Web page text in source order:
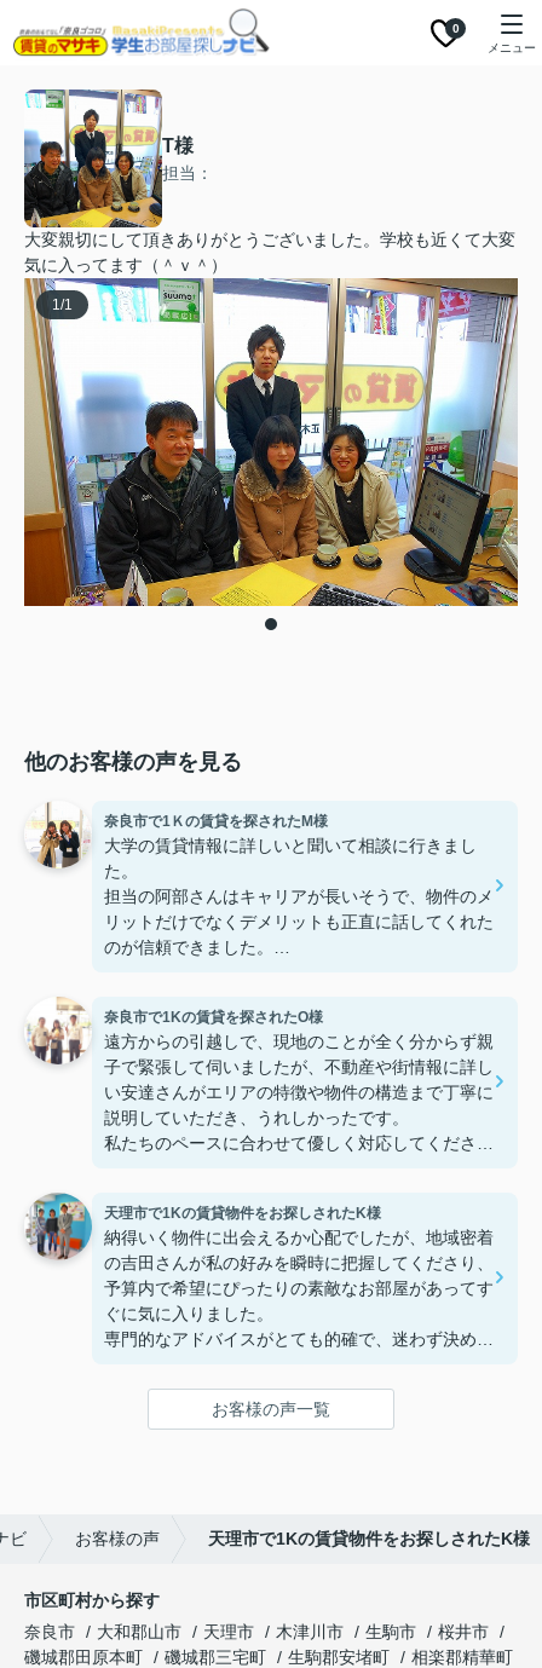
0
メニュー
T様
担当：
大変親切にして頂きありがとうございました。学校も近くて大変
気に入ってます（＾ｖ＾）
1/1
他のお客様の声を見る
奈良市で1Ｋの賃貸を探されたM様
大学の賃貸情報に詳しいと聞いて相談に行きまし
た。
担当の阿部さんはキャリアが長いそうで、物件のメ
リットだけでなくデメリットも正直に話してくれた
のが信頼できました。
す。
奈良市で1Kの賃貸を探されたO様
遠方からの引越しで、現地のことが全く分からず親
子で緊張して伺いましたが、不動産や街情報に詳し
い安達さんがエリアの特徴や物件の構造まで丁寧に
説明していただき、うれしかったです。
私たちのペースに合わせて優しく対応してくださっ
り、感謝しています。安達さん、ありがとうござい
ました！
天理市で1Kの賃貸物件をお探しされたK様
納得いく物件に出会えるか心配でしたが、地域密着
の吉田さんが私の好みを瞬時に把握してくださり、
予算内で希望にぴったりの素敵なお部屋があってす
ぐに気に入りました。
専門的なアドバイスがとても的確で、迷わず決める
鍵の受け取りのときに、また元気(o・・o)/~お店に
お客様の声一覧
ビ お客様の声 天理市で1Kの賃貸物件をお探しされたK様
市区町村から探す
奈良市
大和郡山市 天理市 木津川市 生駒市
桜井市
磯城郡田原本町
磯城郡三宅町 生駒郡安堵町
相楽郡精華町